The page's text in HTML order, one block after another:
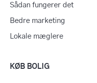
Sådan fungerer det
Bedre marketing
Lokale mæglere
KØB BOLIG